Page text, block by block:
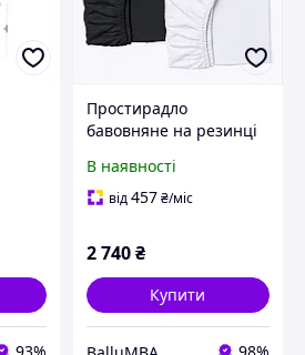
Простирадло
бавовняне на резинці
Косас H769B7647
В наявності
від457₴/міс
2 740₴
Купити